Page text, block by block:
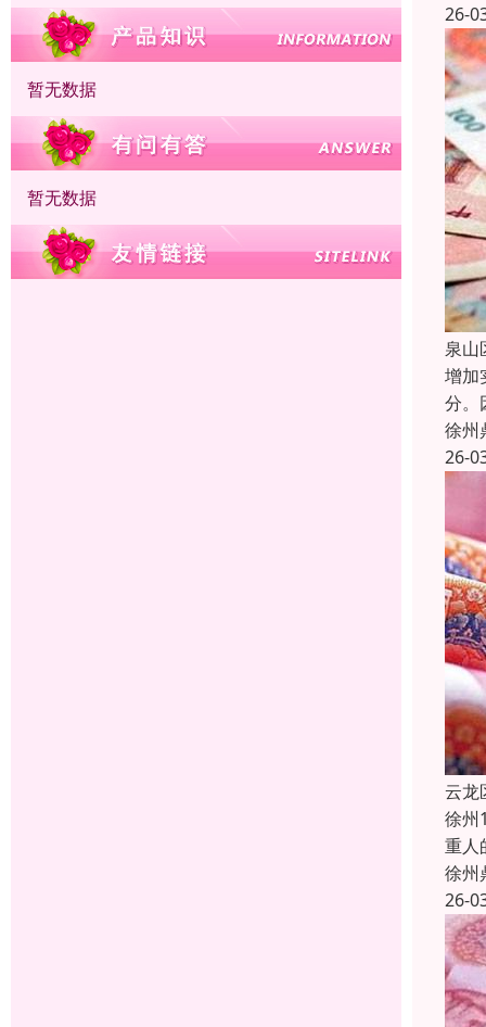
暂无数据
暂无数据
26-
泉山
增加
分。
徐州
26-
云龙
徐州
重人
徐州
26-